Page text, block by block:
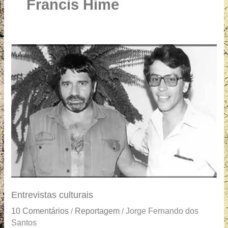
e
Francis Hime
Entrevistas culturais
10 Comentários / Reportagem /Jorge Fernando dos
Santos
Entrevistas
culturais